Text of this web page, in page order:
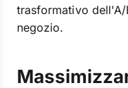
trasformativo dell'A/
negozio.